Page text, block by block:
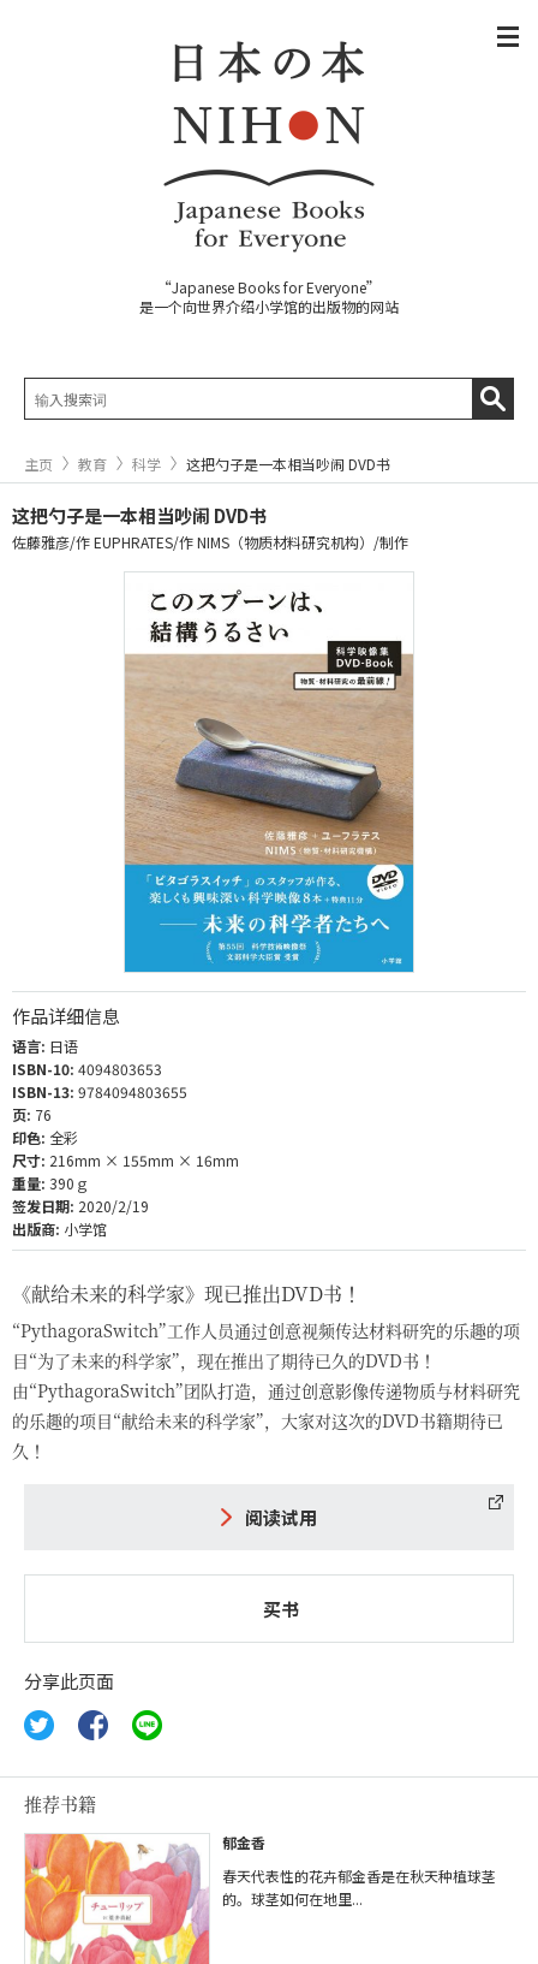
“Japanese Books for Everyone”
是一个向世界介绍小学馆的出版物的网站
主页 教育 科学 这把勺子是一本相当吵闹 DVD书
这把勺子是一本相当吵闹 DVD书
佐藤雅彦/作 EUPHRATES/作 NIMS（物质材料研究机构）/制作
作品详细信息
语言: 日语
ISBN-10: 4094803653
ISBN-13: 9784094803655
页: 76
印色: 全彩
尺寸: 216mm × 155mm × 16mm
重量: 390ｇ
签发日期: 2020/2/19
出版商: 小学馆
《献给未来的科学家》现已推出DVD书！
“PythagoraSwitch”工作人员通过创意视频传达材料研究的乐趣的项
目“为了未来的科学家”，现在推出了期待已久的DVD书！
由“PythagoraSwitch”团队打造，通过创意影像传递物质与材料研究
的乐趣的项目“献给未来的科学家”，大家对这次的DVD书籍期待已
久！
阅读试用
买书
分享此页面
推荐书籍
郁金香
春天代表性的花卉郁金香是在秋天种植球茎
的。球茎如何在地里...